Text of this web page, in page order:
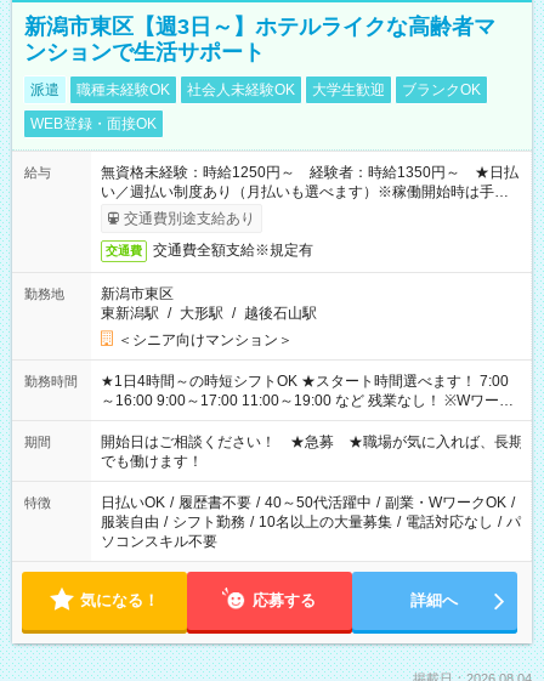
新潟市東区【週3日～】ホテルライクな高齢者マ
ンションで生活サポート
派遣 職種未経験OK 社会人未経験OK 大学生歓迎
ブランクOK
WEB登録・面接OK
給与
無資格未経験：時給1250円～ 経験者：時給1350円～ ★日払
い／週払い制度あり（月払いも選べます）※稼働開始時は手続き
完了次第のお支払いとなります。
交通費別途支給あり
交通費 交通費全額支給※規定有
勤務地
新潟市東区
東新潟駅 / 大形駅 / 越後石山駅
＜シニア向けマンション＞
勤務時間
★1日4時間～の時短シフトOK ★スタート時間選べます！ 7:00
～16:00 9:00～17:00 11:00～19:00 など 残業なし！ ※Wワーク
の場合、他のお仕事と合わせ週40時間超の就業はご案内できま
せん ※法令に基づき、週20時間以上勤務は社会保険への加入対
象となります ※労働者派遣法（日雇い派遣の原則禁止）によ
り、短時間・短期間の就業はご案内が難しい場合があります
期間
開始日はご相談ください！ ★急募 ★職場が気に入れば、長期
でも働けます！
特徴 日払いOK / 履歴書不要 / 40～50代活躍中 / 副業・WワークOK /
服装自由 / シフト勤務 / 10名以上の大量募集 / 電話対応なし / パ
ソコンスキル不要
気になる！ 応募する 詳細へ